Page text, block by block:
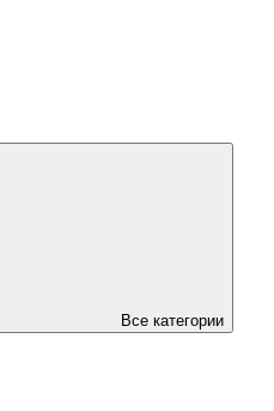
Все категории